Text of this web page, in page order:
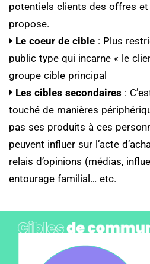
potentiels clients des offres et
propose.
Le coeur de cible : Plus
public type qui incarne « le
groupe cible principal
Les cibles secondaires :
touché de manières
pas ses produits à ces
peuvent influer sur l’acte
relais d’opinions (médias,
entourage familial… etc.